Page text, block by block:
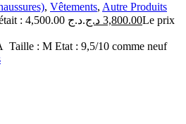
, Vêtements, Autre Produits
Le prix initial était : 4,500.00 د.ج. 3,800.00 د.ج
Le prix
: M Etat : 9,5/10 comme neuf